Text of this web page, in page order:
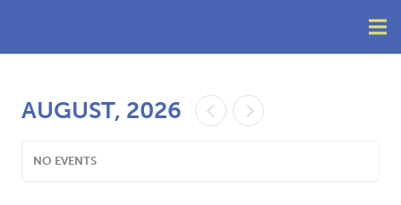
AUGUST, 2026
NO EVENTS